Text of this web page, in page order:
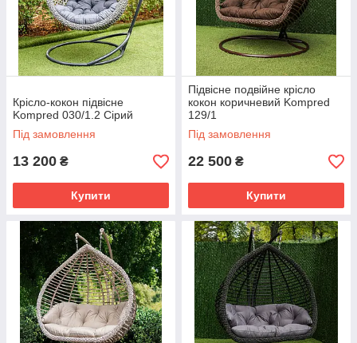
Крісло-кокон підвісне
Kompred 030/1.2 Сірий
Під замовлення
13 200 ₴
Купити
Підвісне подвійне крісло
кокон коричневий Kompred
129/1
Під замовлення
22 500 ₴
Купити